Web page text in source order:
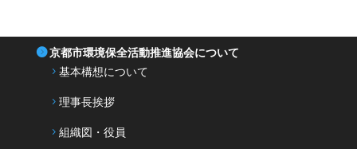
京都市環境保全活動推進協会について
基本構想について
理事長挨拶
組織図・役員